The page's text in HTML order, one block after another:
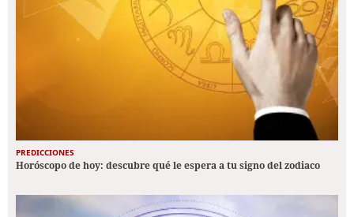
PREDICCIONES
Horóscopo de hoy: descubre qué le espera a tu signo del zodiaco